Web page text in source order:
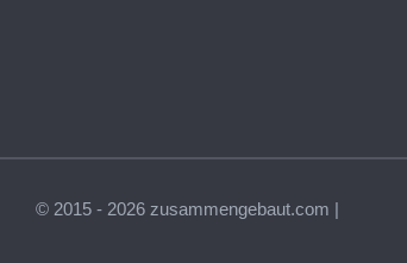
© 2015 - 2026 zusammengebaut.com |